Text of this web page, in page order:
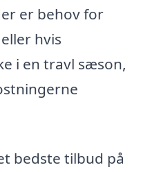
er behov for
hvis
i en travl sæson,
bedste tilbud på